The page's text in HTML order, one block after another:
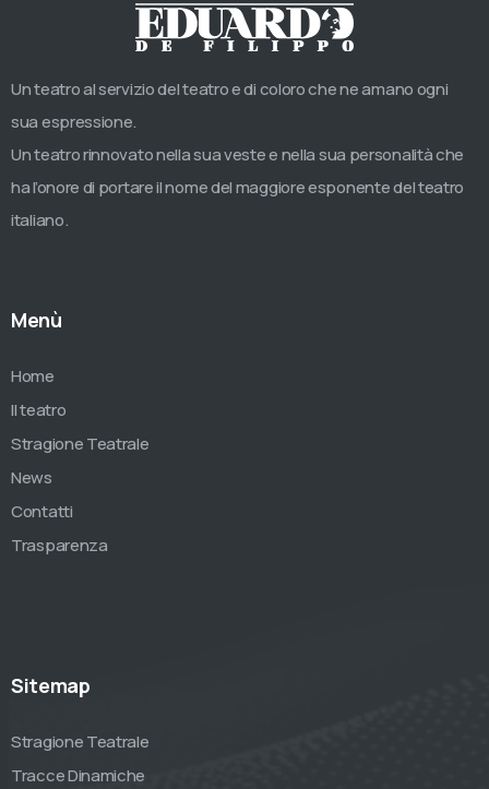
Un teatro al servizio del teatro e di coloro che ne amano ogni
sua espressione.
Un teatro rinnovato nella sua veste e nella sua personalità che
ha l’onore di portare il nome del maggiore esponente del teatro
italiano.
Menù
Home
Il teatro
Stragione Teatrale
News
Contatti
Trasparenza
Sitemap
Stragione Teatrale
Tracce Dinamiche